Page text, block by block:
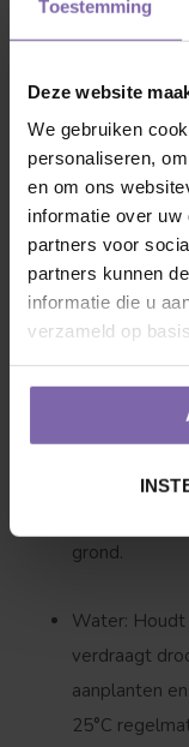
Toestemming
Deze website
We gebruiken
personaliseren,
en om ons
informatie over
partners voor
partners kunnen
informatie die u
verzameld op
des te
Grondsoort:
tuingrond en
beduidend
het poten
planten per
delicate
Knip de
net voor het
grond.
Water:
verdraagt
aanplanten
25°C